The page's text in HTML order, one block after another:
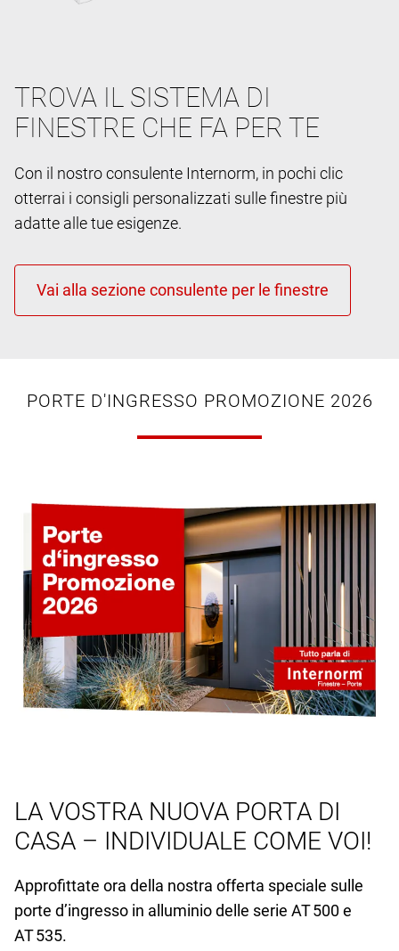
TROVA IL SISTEMA DI
FINESTRE CHE FA PER TE
Con il nostro consulente Internorm, in pochi clic
otterrai i consigli personalizzati sulle finestre più
adatte alle tue esigenze.
PORTE D'INGRESSO PROMOZIONE 2026
LA VOSTRA NUOVA PORTA DI
CASA – INDIVIDUALE COME VOI!
Approfittate ora della nostra offerta speciale sulle
porte d’ingresso in alluminio delle serie AT 500 e
AT 535.